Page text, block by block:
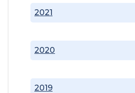
2019
2020
2021